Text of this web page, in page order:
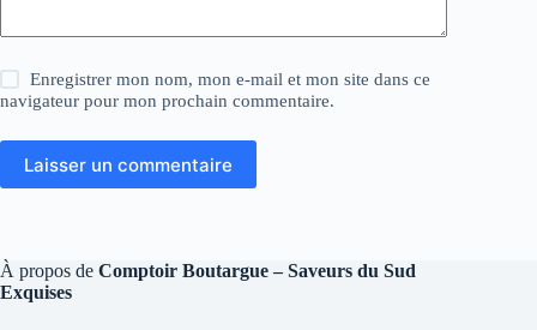
Enregistrer mon nom, mon e-mail et mon site dans ce
navigateur pour mon prochain commentaire.
Laisser un commentaire
À propos de Comptoir Boutargue – Saveurs du Sud
Exquises